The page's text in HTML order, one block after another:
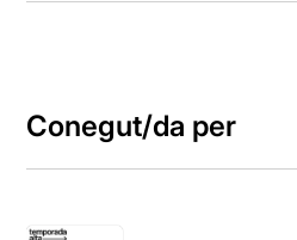
Conegut/da per